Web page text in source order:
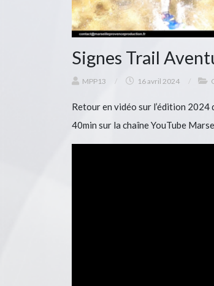
Signes Trail
MPP13 / 16 avril 2024 /
Retour en vidéo sur l’édition
40min sur la chaîne YouTube